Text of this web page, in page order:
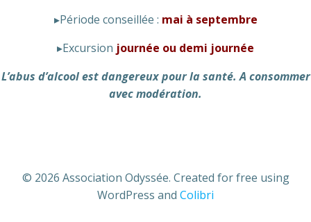
▸Période conseillée : mai à septembre
▸Excursion journée ou demi journée
L’abus d’alcool est dangereux pour la santé. A consommer
avec modération.
© 2026 Association Odyssée. Created for free using
WordPress and Colibri